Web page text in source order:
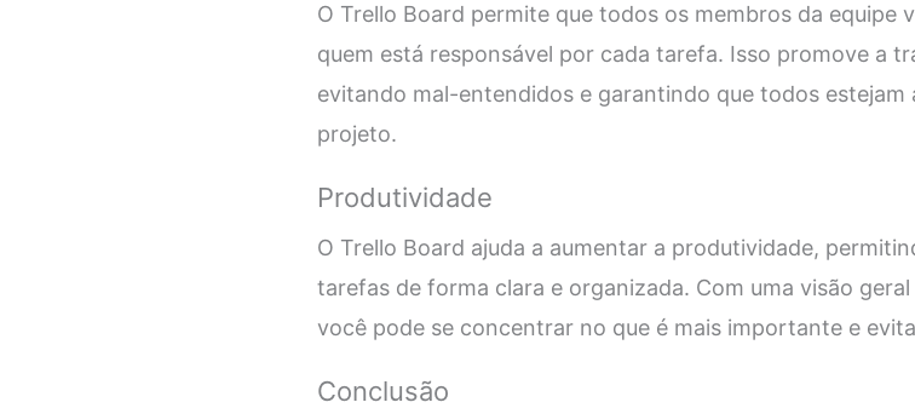
O Trello Board permite que todos os membros da equipe
quem está responsável por cada tarefa. Isso promove a
evitando mal-entendidos e garantindo que todos estejam
projeto.
Produtividade
O Trello Board ajuda a aumentar a produtividade,
tarefas de forma clara e organizada. Com uma visão
você pode se concentrar no que é mais importante e
Conclusão